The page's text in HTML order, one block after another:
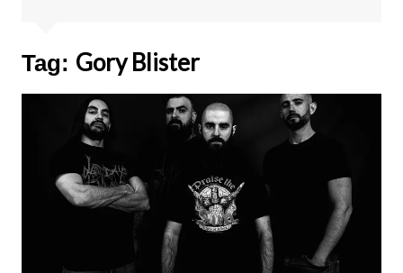
Tag: Gory Blister